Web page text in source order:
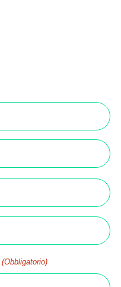
(Obbligatorio)